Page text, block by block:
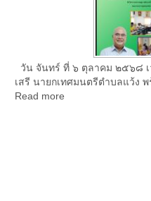
วัน จันทร์ ที่ ๖ ตุลาคม ๒๕๖๘
เสรี นายกเทศมนตรีตำบลแว้ง พ
Read more